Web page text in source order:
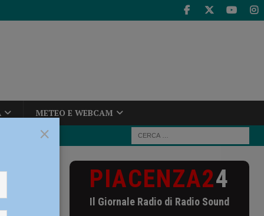
METEO E WEBCAM
euro,
PIACENZA24
Il Giornale Radio di Radio Sound
×